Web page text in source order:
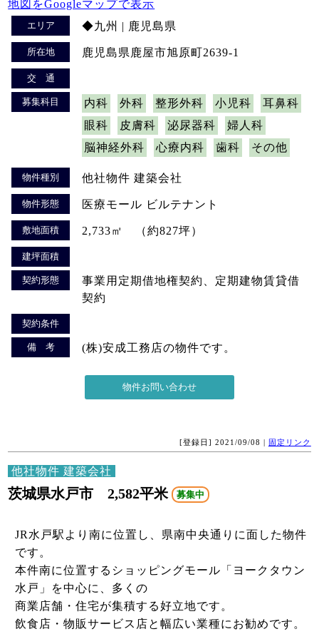
地図をGoogleマップで表示
エリア ◆九州 | 鹿児島県
所在地 鹿児島県鹿屋市旭原町2639-1
交 通
募集科目 内科 外科 整形外科 小児科
耳鼻科
眼科
皮膚科 泌尿器科
婦人科
脳神経外科
心療内科 歯科 その他
物件種別 他社物件 建築会社
物件形態 医療モール ビルテナント
敷地面積 2,733㎡ （約827坪）
建坪面積
契約形態
事業用定期借地権契約、定期建物賃貸借
契約
契約条件
備 考 (株)安成工務店の物件です。
[登録日] 2021/09/08 | 固定リンク
他社物件 建築会社
茨城県水戸市 2,582平米 募集中
JR水戸駅より南に位置し、県南中央通りに面した物件
です。
本件南に位置するショッピングモール「ヨークタウン
水戸」を中心に、多くの
商業店舗・住宅が集積する好立地です。
飲食店・物販サービス店と幅広い業種にお勧めです。